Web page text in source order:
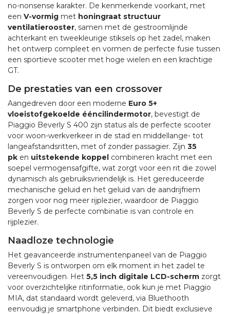
no-nonsense karakter. De kenmerkende voorkant, met
een V-vormig met honingraat structuur
ventilatierooster, samen met de gestroomlijnde
achterkant en tweekleurige stiksels op het zadel, maken
het ontwerp compleet en vormen de perfecte fusie tussen
een sportieve scooter met hoge wielen en een krachtige
GT.
De prestaties van een crossover
Aangedreven door een moderne Euro 5+
vloeistofgekoelde ééncilindermotor, bevestigt de
Piaggio Beverly S 400 zijn status als de perfecte scooter
voor woon-werkverkeer in de stad en middellange- tot
langeafstandsritten, met of zonder passagier. Zijn 35
pk en uitstekende koppel combineren kracht met een
soepel vermogensafgifte, wat zorgt voor een rit die zowel
dynamisch als gebruiksvriendelijk is. Het gereduceerde
mechanische geluid en het geluid van de aandrijfriem
zorgen voor nog meer rijplezier, waardoor de Piaggio
Beverly S de perfecte combinatie is van controle en
rijplezier.
Naadloze technologie
Het geavanceerde instrumentenpaneel van de Piaggio
Beverly S is ontworpen om elk moment in het zadel te
vereenvoudigen. Het 5,5 inch digitale LCD-scherm zorgt
voor overzichtelijke ritinformatie, ook kun je met Piaggio
MIA, dat standaard wordt geleverd, via Bluethooth
eenvoudig je smartphone verbinden. Dit biedt exclusieve